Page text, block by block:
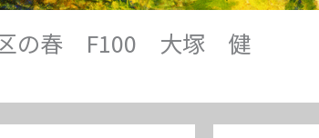
の春 F100 大塚 健